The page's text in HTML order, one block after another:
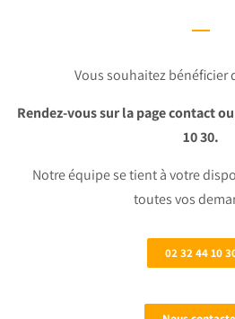
Vous souhaitez bénéficier
Rendez-vous sur la page contact
10 30.
Notre équipe se tient à votre
toutes vos
02 32 44 10